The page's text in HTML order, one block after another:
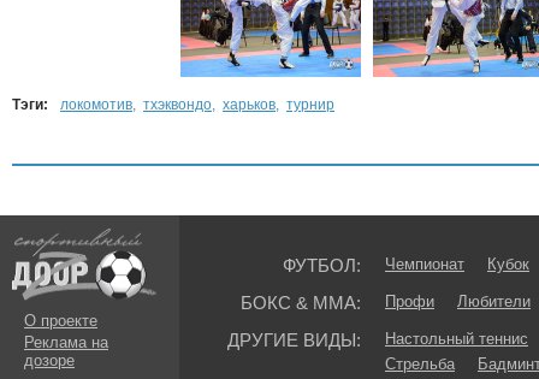
Тэги: локомотив, тхэквондо, харьков, турнир
О проекте
Реклама на
дозоре
ФУТБОЛ: Чемпионат Кубок
БОКС & ММА: Профи Любители
ДРУГИЕ ВИДЫ:
Настольный теннис
Стрельба